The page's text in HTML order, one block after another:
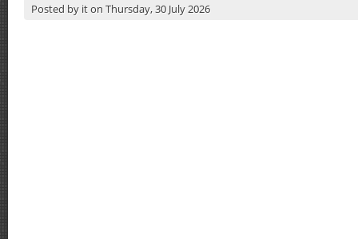
Posted by iton Thursday, 30 July 2026